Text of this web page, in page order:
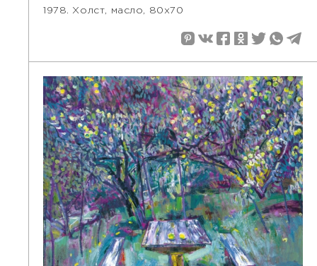
1978. Холст, масло, 80x70